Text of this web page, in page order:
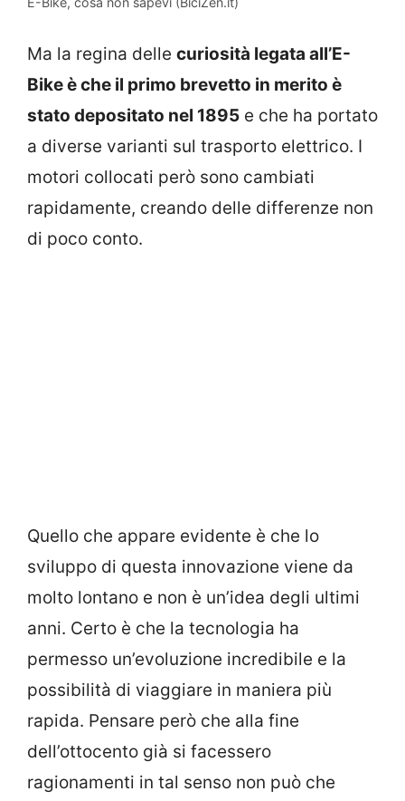
Ma la regina delle curiosità legata all’E-
Bike è che il primo brevetto in merito è
stato depositato nel 1895 e che ha portato
a diverse varianti sul trasporto elettrico. I
motori collocati però sono cambiati
rapidamente, creando delle differenze non
di poco conto.
Quello che appare evidente è che lo
sviluppo di questa innovazione viene da
molto lontano e non è un’idea degli ultimi
anni. Certo è che la tecnologia ha
permesso un’evoluzione incredibile e la
possibilità di viaggiare in maniera più
rapida. Pensare però che alla fine
dell’ottocento già si facessero
ragionamenti in tal senso non può che